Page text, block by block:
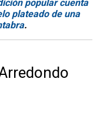
popular cuenta
plateado de una
.